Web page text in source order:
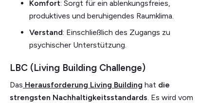
Komfort: Sorgt für ein ablenkungsfreies,
produktives und beruhigendes Raumklima.
Verstand: Einschließlich des Zugangs zu
psychischer Unterstützung.
LBC (Living Building Challenge)
Das Herausforderung Living Building hat die
strengsten Nachhaltigkeitsstandards. Es wird vom